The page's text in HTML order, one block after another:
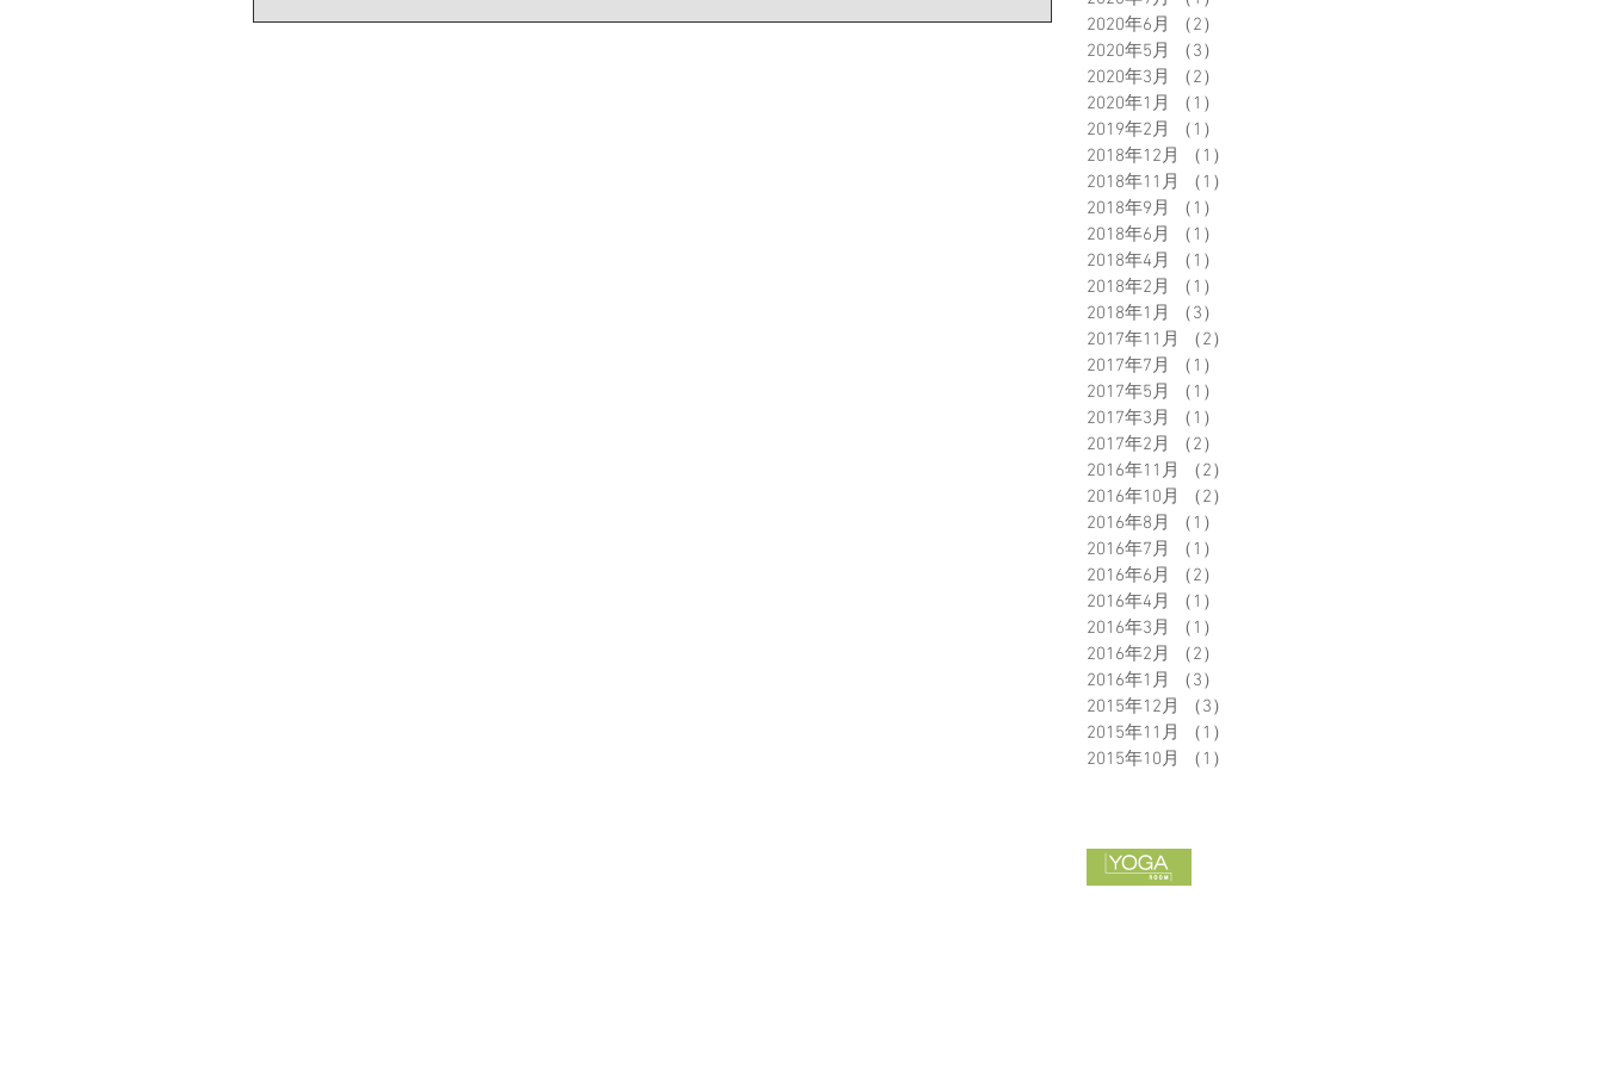
2020年6月
（2）
2020年5月
（3）
2020年3月
（2）
2020年1月
（1）
2019年2月
（1）
2018年12月
（1）
2018年11月
（1）
2018年9月
（1）
2018年6月
（1）
2018年4月
（1）
2018年2月
（1）
2018年1月
（3）
2017年11月
（2）
2017年7月
（1）
2017年5月
（1）
2017年3月
（1）
2017年2月
（2）
2016年11月
（2）
2016年10月
（2）
2016年8月
（1）
2016年7月
（1）
2016年6月
（2）
2016年4月
（1）
2016年3月
（1）
2016年2月
（2）
2016年1月
（3）
2015年12月
（3）
2015年11月
（1）
2015年10月
（1）